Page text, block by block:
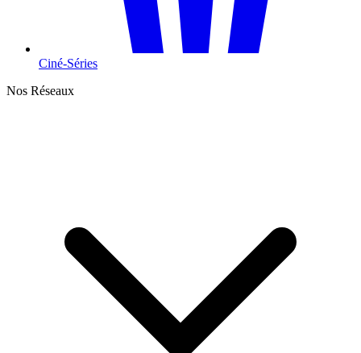
Ciné-Séries
Nos Réseaux